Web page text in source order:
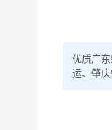
优质广
运、肇